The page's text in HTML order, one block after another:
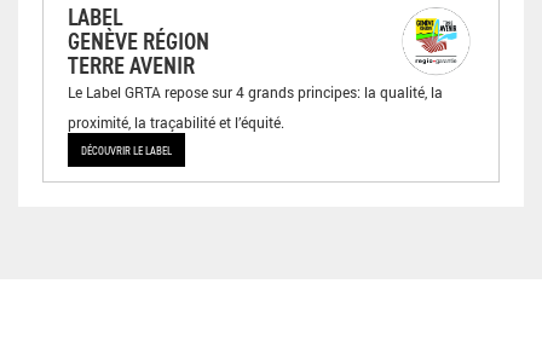
LABEL
GENÈVE RÉGION
TERRE AVENIR
Le Label GRTA repose sur 4 grands principes: la qualité, la
proximité, la traçabilité et l’équité.
DÉCOUVRIR LE LABEL